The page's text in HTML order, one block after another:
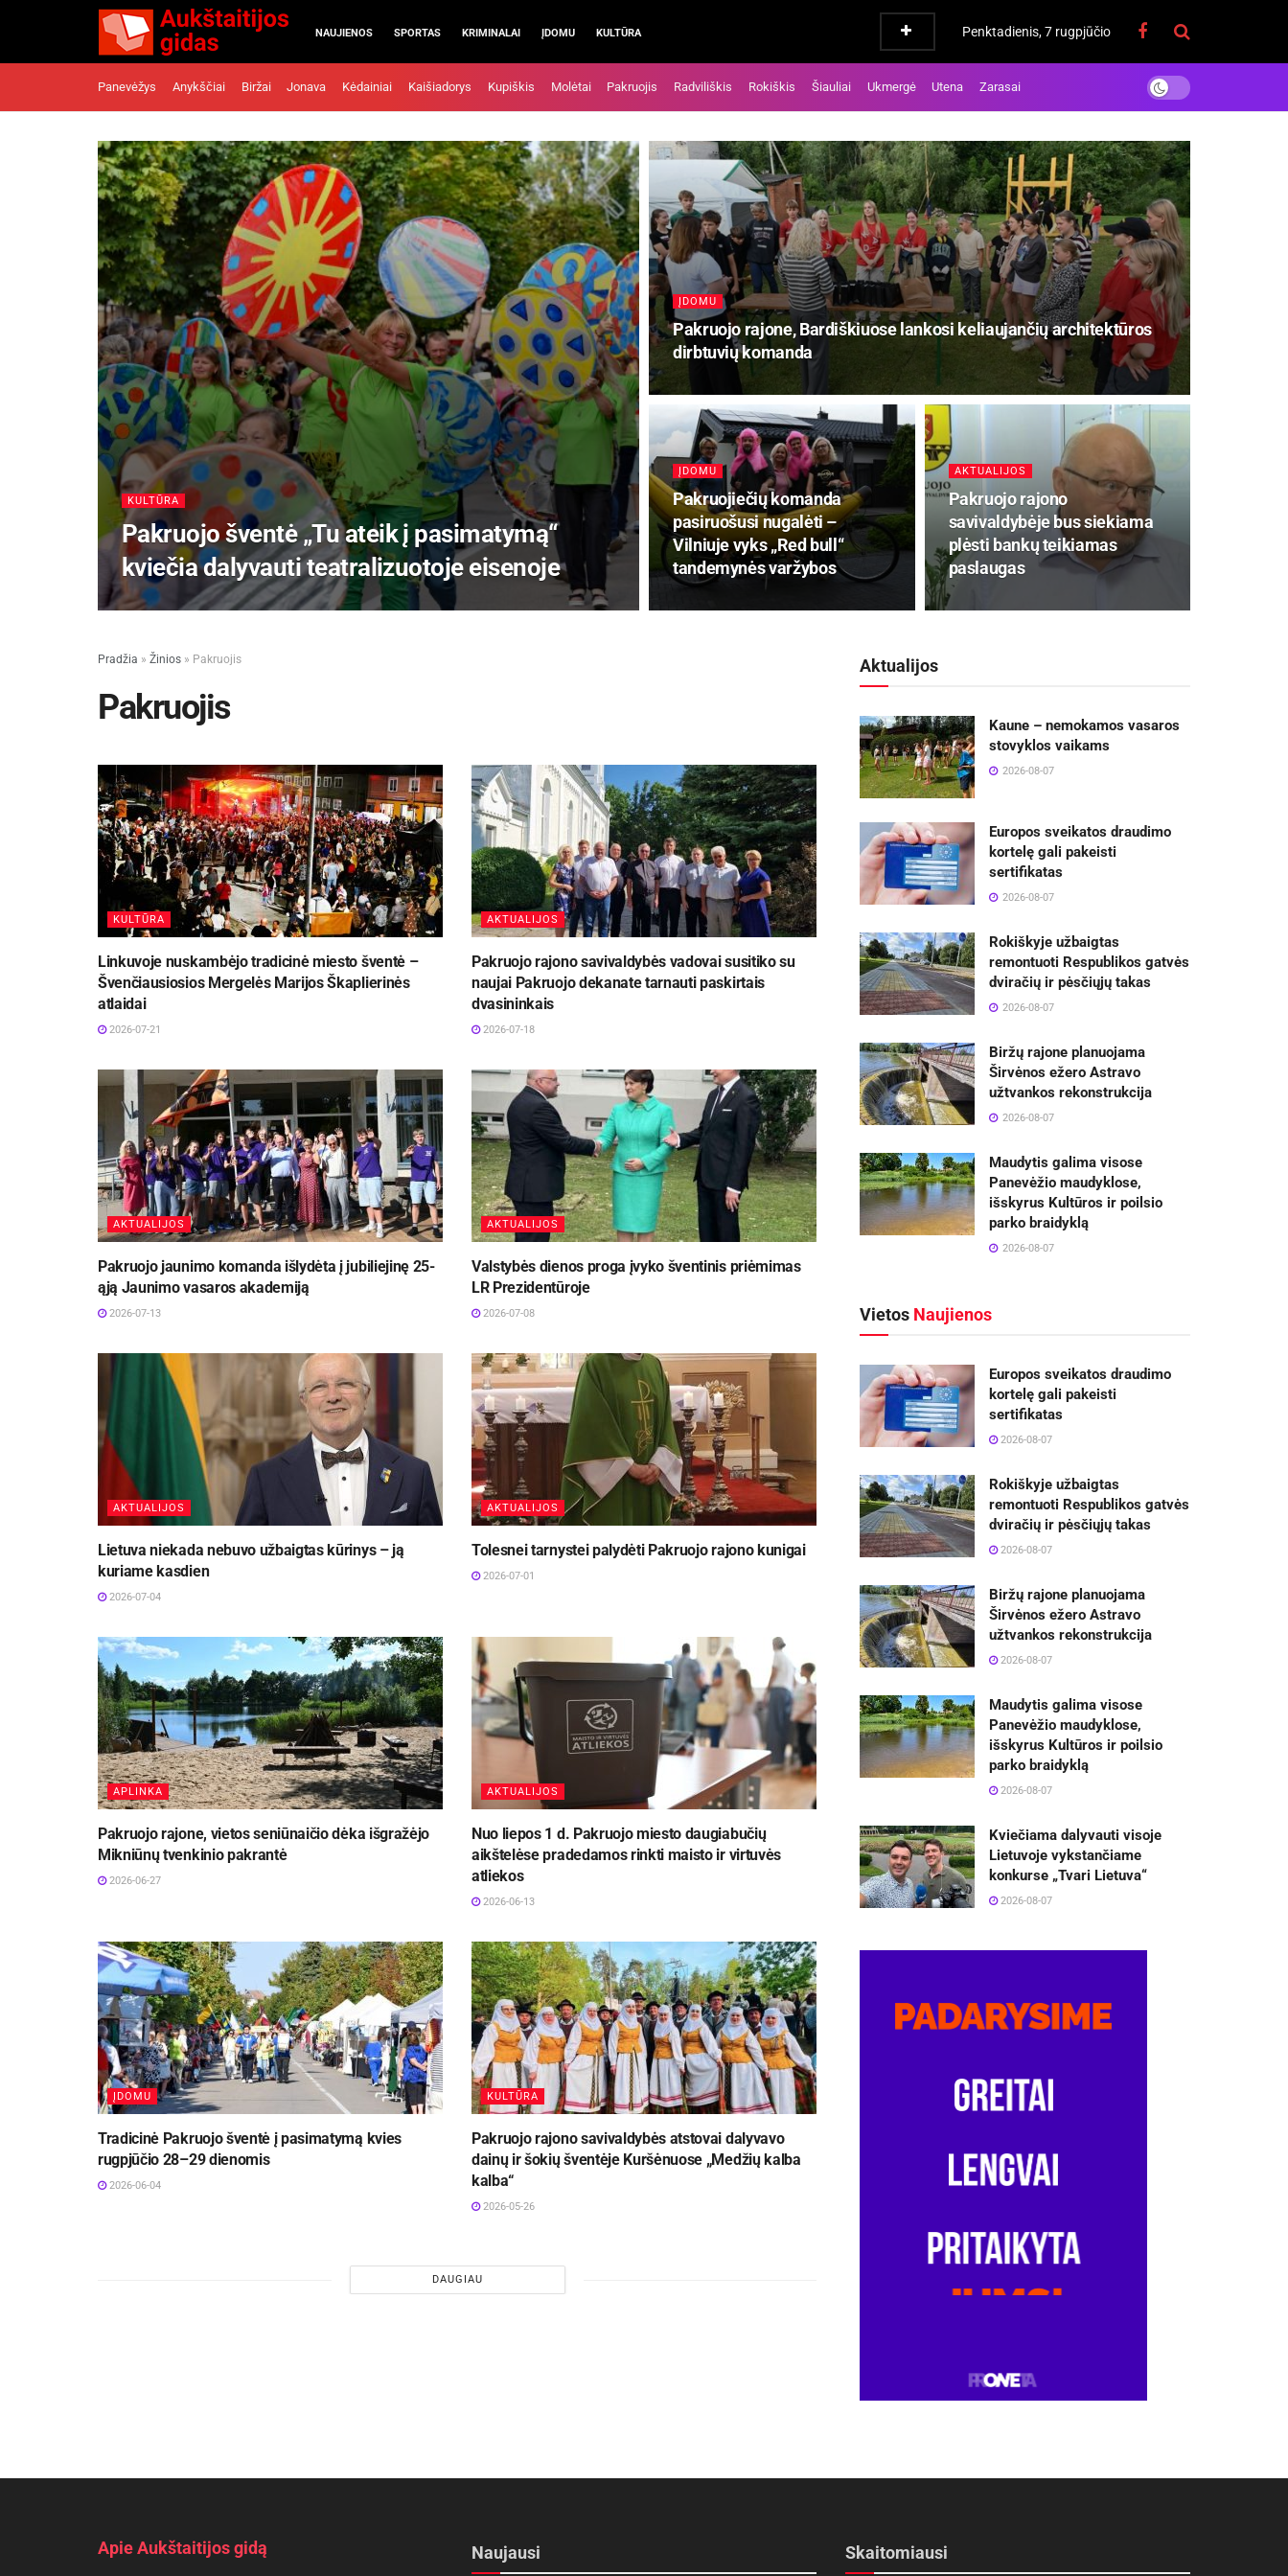
NAUJIENOS SPORTAS KRIMINALAI ĮDOMU KULTŪRA Penktadienis, 7 rugpjūčio
Panevėžys Anykščiai Biržai Jonava Kėdainiai Kaišiadorys Kupiškis Molėtai Pakruojis Radviliškis Rokiškis Šiauliai Ukmergė Utena Zarasai
KULTŪRA
Pakruojo šventė „Tu ateik į pasimatymą“
kviečia dalyvauti teatralizuotoje eisenoje
ĮDOMU
Pakruojo rajone, Bardiškiuose lankosi keliaujančių architektūros
dirbtuvių komanda
ĮDOMU
Pakruojiečių komanda
pasiruošusi nugalėti –
Vilniuje vyks „Red bull“
tandemynės varžybos
AKTUALIJOS
Pakruojo rajono
savivaldybėje bus siekiama
plėsti bankų teikiamas
paslaugas
Pradžia » Žinios » Pakruojis
Pakruojis
KULTŪRA
Linkuvoje nuskambėjo tradicinė miesto šventė –
Švenčiausiosios Mergelės Marijos Škaplierinės
atlaidai
2026-07-21
AKTUALIJOS
Pakruojo rajono savivaldybės vadovai susitiko su
naujai Pakruojo dekanate tarnauti paskirtais
dvasininkais
2026-07-18
AKTUALIJOS
Pakruojo jaunimo komanda išlydėta į jubiliejinę 25-
ąją Jaunimo vasaros akademiją
2026-07-13
AKTUALIJOS
Valstybės dienos proga įvyko šventinis priėmimas
LR Prezidentūroje
2026-07-08
AKTUALIJOS
Lietuva niekada nebuvo užbaigtas kūrinys – ją
kuriame kasdien
2026-07-04
AKTUALIJOS
Tolesnei tarnystei palydėti Pakruojo rajono kunigai
2026-07-01
APLINKA
Pakruojo rajone, vietos seniūnaičio dėka išgražėjo
Mikniūnų tvenkinio pakrantė
2026-06-27
AKTUALIJOS
Nuo liepos 1 d. Pakruojo miesto daugiabučių
aikštelėse pradedamos rinkti maisto ir virtuvės
atliekos
2026-06-13
ĮDOMU
Tradicinė Pakruojo šventė į pasimatymą kvies
rugpjūčio 28–29 dienomis
2026-06-04
KULTŪRA
Pakruojo rajono savivaldybės atstovai dalyvavo
dainų ir šokių šventėje Kuršėnuose „Medžių kalba
kalba“
2026-05-26
DAUGIAU
Aktualijos
Kaune – nemokamos vasaros
stovyklos vaikams
2026-08-07
Europos sveikatos draudimo
kortelę gali pakeisti
sertifikatas
2026-08-07
Rokiškyje užbaigtas
remontuoti Respublikos gatvės
dviračių ir pėsčiųjų takas
2026-08-07
Biržų rajone planuojama
Širvėnos ežero Astravo
užtvankos rekonstrukcija
2026-08-07
Maudytis galima visose
Panevėžio maudyklose,
išskyrus Kultūros ir poilsio
parko braidyklą
2026-08-07
Vietos Naujienos
Europos sveikatos draudimo
kortelę gali pakeisti
sertifikatas
2026-08-07
Rokiškyje užbaigtas
remontuoti Respublikos gatvės
dviračių ir pėsčiųjų takas
2026-08-07
Biržų rajone planuojama
Širvėnos ežero Astravo
užtvankos rekonstrukcija
2026-08-07
Maudytis galima visose
Panevėžio maudyklose,
išskyrus Kultūros ir poilsio
parko braidyklą
2026-08-07
Kviečiama dalyvauti visoje
Lietuvoje vykstančiame
konkurse „Tvari Lietuva“
2026-08-07
Apie Aukštaitijos gidą Naujausi Skaitomiausi